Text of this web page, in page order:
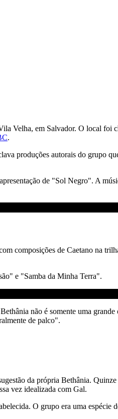
Velha, em Salvador. O local foi
.
produções autorais do grupo
de "Sol Negro". A
composições de Caetano na
e "Samba da Minha Terra".
não é somente uma
de palco".
da própria Bethânia.
vez idealizada com Gal.
O grupo era uma espécie